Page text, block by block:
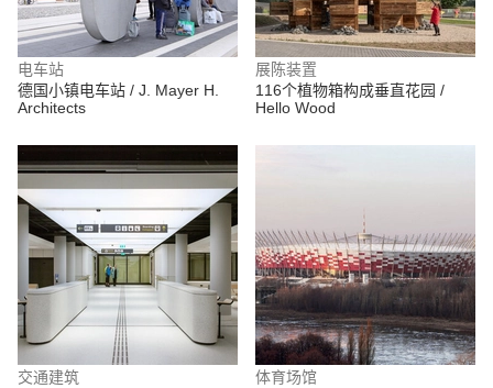
电车站
德国小镇电车站 / J. Mayer H.
Architects
展陈装置
116个植物箱构成垂直花园 /
Hello Wood
交通建筑
体育场馆